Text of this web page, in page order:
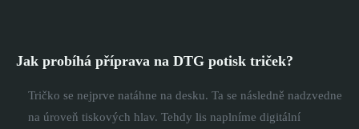
Jak probíhá příprava na DTG potisk triček?
Tričko se nejprve natáhne na desku. Ta se následně nadzvedne
na úroveň tiskových hlav. Tehdy lis naplníme digitální